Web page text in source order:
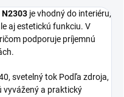
N2303 je vhodný do interiéru,
aj estetickú funkciu. V
podporuje príjemnú
svetelný tok Podľa zdroja,
vyvážený a praktický